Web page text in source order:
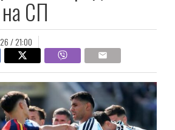
СП
/ 21:00